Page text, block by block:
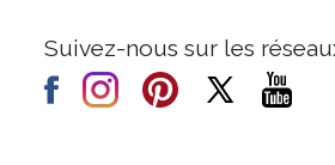
Suivez-nous sur les